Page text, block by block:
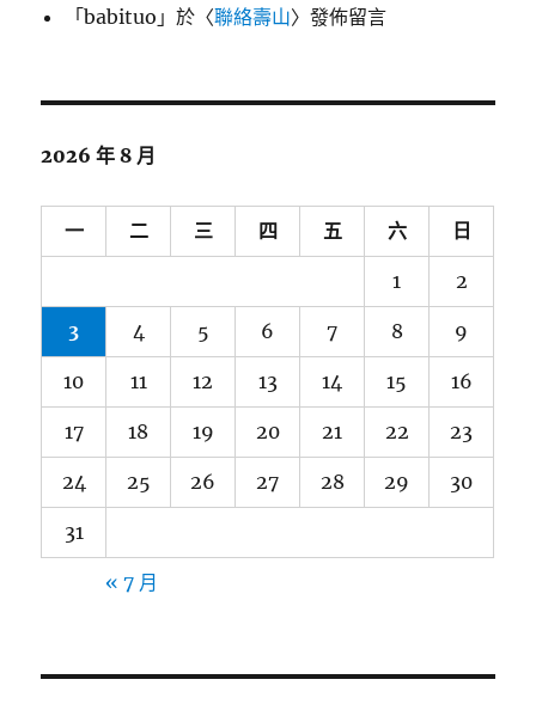
「babituo 」於〈聯絡壽山〉發佈留言
2026 年 8 月
一 二 三 四 五 六 日
1 2
3 4 5 6 7 8 9
10 11 12 13 14 15 16
17 18 19 20 21 22 23
24 25 26 27 28 29 30
31
« 7 月